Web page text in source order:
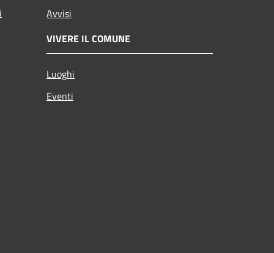
Avvisi
VIVERE IL COMUNE
Luoghi
Eventi